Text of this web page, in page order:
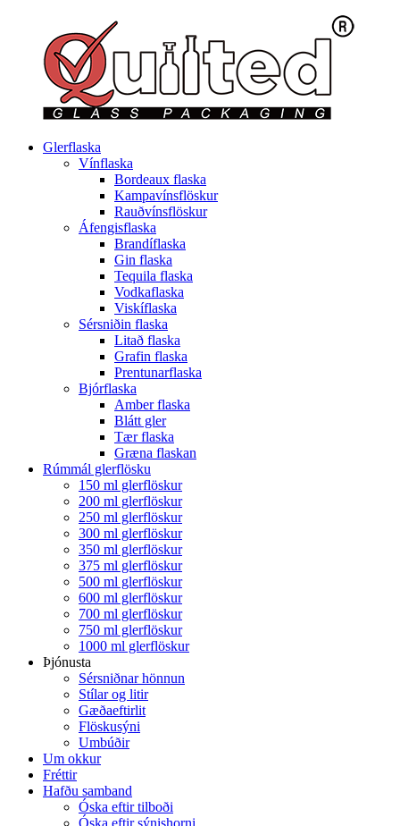
Glerflaska
Vínflaska
Bordeaux flaska
Kampavínsflöskur
Rauðvínsflöskur
Áfengisflaska
Brandíflaska
Gin flaska
Tequila flaska
Vodkaflaska
Viskíflaska
Sérsniðin flaska
Litað flaska
Grafin flaska
Prentunarflaska
Bjórflaska
Amber flaska
Blátt gler
Tær flaska
Græna flaskan
Rúmmál glerflösku
150 ml glerflöskur
200 ml glerflöskur
250 ml glerflöskur
300 ml glerflöskur
350 ml glerflöskur
375 ml glerflöskur
500 ml glerflöskur
600 ml glerflöskur
700 ml glerflöskur
750 ml glerflöskur
1000 ml glerflöskur
Þjónusta
Sérsniðnar hönnun
Stílar og litir
Gæðaeftirlit
Flöskusýni
Umbúðir
Um okkur
Fréttir
Hafðu samband
Óska eftir tilboði
Óska eftir sýnishorni